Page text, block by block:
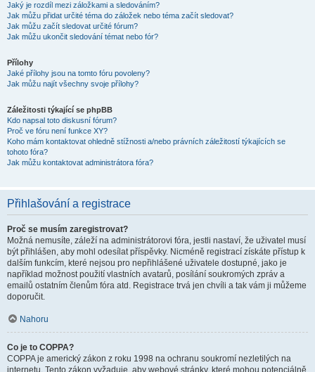
Jaký je rozdíl mezi záložkami a sledováním?
Jak můžu přidat určité téma do záložek nebo téma začít sledovat?
Jak můžu začít sledovat určité fórum?
Jak můžu ukončit sledování témat nebo fór?
Přílohy
Jaké přílohy jsou na tomto fóru povoleny?
Jak můžu najít všechny svoje přílohy?
Záležitosti týkající se phpBB
Kdo napsal toto diskusní fórum?
Proč ve fóru není funkce XY?
Koho mám kontaktovat ohledně stížnosti a/nebo právních záležitostí týkajících se
tohoto fóra?
Jak můžu kontaktovat administrátora fóra?
Přihlašování a registrace
Proč se musím zaregistrovat?
Možná nemusíte, záleží na administrátorovi fóra, jestli nastaví, že uživatel musí
být přihlášen, aby mohl odesílat příspěvky. Nicméně registrací získáte přístup k
dalším funkcím, které nejsou pro nepřihlášené uživatele dostupné, jako je
například možnost použití vlastních avatarů, posílání soukromých zpráv a
emailů ostatním členům fóra atd. Registrace trvá jen chvíli a tak vám ji můžeme
doporučit.
Nahoru
Co je to COPPA?
COPPA je americký zákon z roku 1998 na ochranu soukromí nezletilých na
internetu. Tento zákon vyžaduje, aby webové stránky, které mohou potenciálně